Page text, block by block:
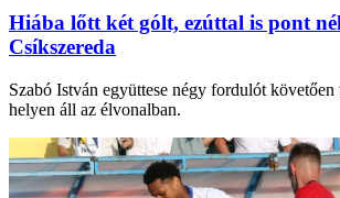
Hiába lőtt két gólt, ezúttal is pont
Csíkszereda
Szabó István együttese négy fordulót
helyen áll az élvonalban.